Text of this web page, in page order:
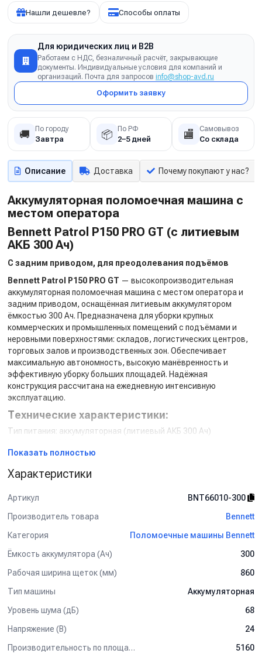
Нашли дешевле? Способы оплаты
Для юридических лиц и B2B
Работаем с НДС, безналичный расчёт, закрывающие
документы. Индивидуальные условия для компаний и
организаций. Почта для запросов info@shop-avd.ru
Оформить заявку
🚚 По городу
Завтра 📦 По РФ
2–5 дней 🏬 Самовывоз
Со склада
Описание Доставка Почему покупают у нас?
Аккумуляторная поломоечная машина с
местом оператора
Bennett Patrol P150 PRO GT (с литиевым
АКБ 300 Ач)
С задним приводом, для преодолевания подъёмов
Bennett Patrol P150 PRO GT — высокопроизводительная
аккумуляторная поломоечная машина с местом оператора и
задним приводом, оснащённая литиевым аккумулятором
ёмкостью 300 Ач. Предназначена для уборки крупных
коммерческих и промышленных помещений с подъёмами и
неровными поверхностями: складов, логистических центров,
торговых залов и производственных зон. Обеспечивает
максимальную автономность, высокую манёвренность и
эффективную уборку больших площадей. Надёжная
конструкция рассчитана на ежедневную интенсивную
эксплуатацию.
Технические характеристики:
Тип питания: аккумуляторная (литиевый АКБ 300 Ач)
Ширина уборки: 860 мм
Объем бака для чистой воды: 150 л
Удобное место оператора
Литиевый АКБ 300 Ач — длительная автономность и лёгкий
Задний привод для преодоления подъёмов
Широкая полоса уборки 860 мм
Высокая производительность и надёжная конструкция
Для детальной консультации и подбора оборудования
Показать полностью
Характеристики
Артикул
BNT66010-300
Производитель товара
Bennett
Категория
Поломоечные машины Bennett
Ёмкость аккумулятора (Ач)
300
Рабочая ширина щеток (мм)
860
Тип машины
Аккумуляторная
Уровень шума (дБ)
68
Напряжение (В)
24
Производительность по площади (м2/ч)
5160